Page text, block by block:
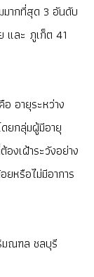
ากที่สุด 3 อันดับ
และ ภูเก็ต 41
อายุระหว่าง
ยกลุ่มผู้มีอายุ
งเฝ้าระวังอย่าง
ยหรือไม่มีอาการ
มณฑล ชลบุรี